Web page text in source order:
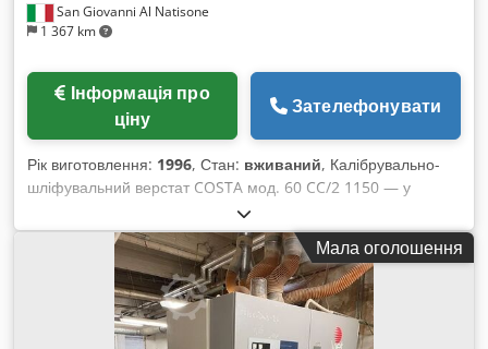
San Giovanni Al Natisone
1 367 km
ціну
Зателефонувати
Рік виготовлення: 1996, Стан: вживаний, Калібрувально-
шліфувальний верстат COSTA мод. 60 CC/2 1150 — у
відповідності з нормами CE — бувший у використанні -
робоча ширина: 1150 мм - вальцовий вал - регульована
швидкість подачі конвеєра Chodpfxsimtble Acaja - напруга:
380 В / 50 Гц - серійний номер: 951121/DR3 - рік випуску:
Мала оголошення